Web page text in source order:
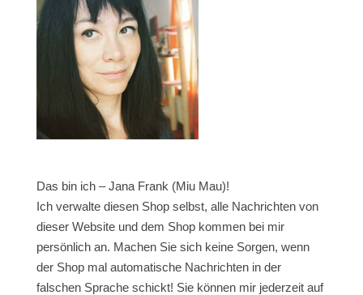
Das bin ich – Jana Frank (Miu Mau)!
Ich verwalte diesen Shop selbst, alle Nachrichten von
dieser Website und dem Shop kommen bei mir
persönlich an. Machen Sie sich keine Sorgen, wenn
der Shop mal automatische Nachrichten in der
falschen Sprache schickt! Sie können mir jederzeit auf